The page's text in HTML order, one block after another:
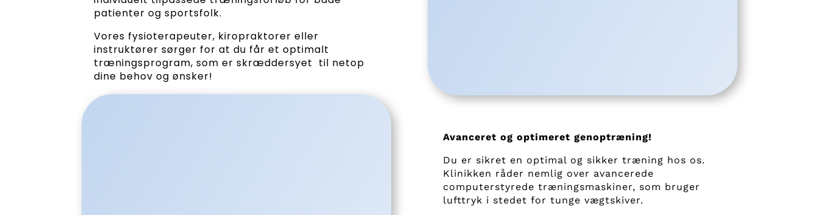
patienter og sportsfolk.
Vores fysioterapeuter, kiropraktorer eller
instruktører sørger for at du får et optimalt
træningsprogram, som er skræddersyet til netop
dine behov og ønsker!
Avanceret og optimeret genoptræning!
Du er sikret en optimal og sikker træning hos os.
Klinikken råder nemlig over avancerede
computerstyrede træningsmaskiner, som bruger
lufttryk i stedet for tunge vægtskiver.